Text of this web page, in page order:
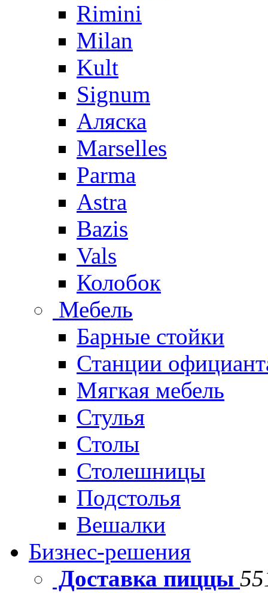
Rimini
Milan
Kult
Signum
Аляска
Marselles
Parma
Astra
Bazis
Vals
Колобок
Мебель
Барные стойки
Станции
Мягкая мебель
Стулья
Столы
Столешницы
Подстолья
Вешалки
Бизнес-решения
Доставка пиццы